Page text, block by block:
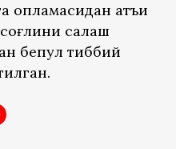
қопламасидан қатъи
сақлаш
бепул тиббий